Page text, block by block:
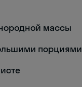
массы
порциями